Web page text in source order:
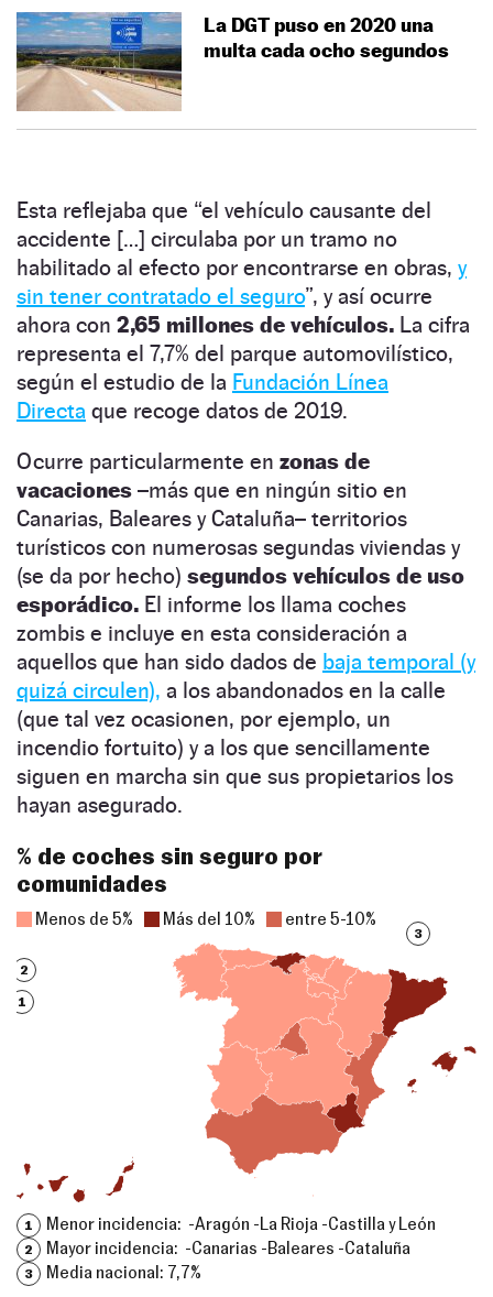
La DGT puso en 2020 una
multa cada ocho segundos
Esta reflejaba que “el vehículo causante del
accidente […] circulaba por un tramo no
habilitado al efecto por encontrarse en obras, y
sin tener contratado el seguro”, yasí ocurre
ahora con 2,65 millones de vehículos. La cifra
representa el 7,7% del parque automovilístico,
según el estudio de la Fundación Línea
Directa que recoge datos de 2019.
Ocurre particularmente en zonas de
vacaciones –más que en ningún sitio en
Canarias, Baleares y Cataluña– territorios
turísticos con numerosas segundas viviendas y
(se da por hecho) segundos vehículos de uso
esporádico. El informe los llama coches
zombis e incluye en esta consideración a
aquellos que han sido dados de baja temporal (y
quizá circulen), a los abandonados en la calle
(que tal vez ocasionen, por ejemplo, un
incendio fortuito) y a los que sencillamente
siguen en marcha sin que sus propietarios los
hayan asegurado.